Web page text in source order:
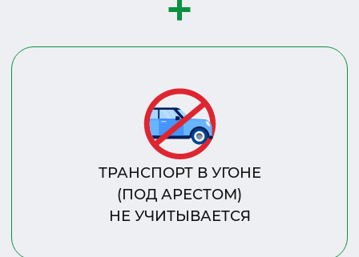
ТРАНСПОРТ В УГОНЕ
(ПОД АРЕСТОМ)
НЕ УЧИТЫВАЕТСЯ